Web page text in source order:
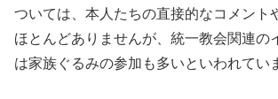
ついては、本人たちの直接的なコメント
ほとんどありませんが、統一教会関連の
は家族ぐるみの参加も多いといわれてい